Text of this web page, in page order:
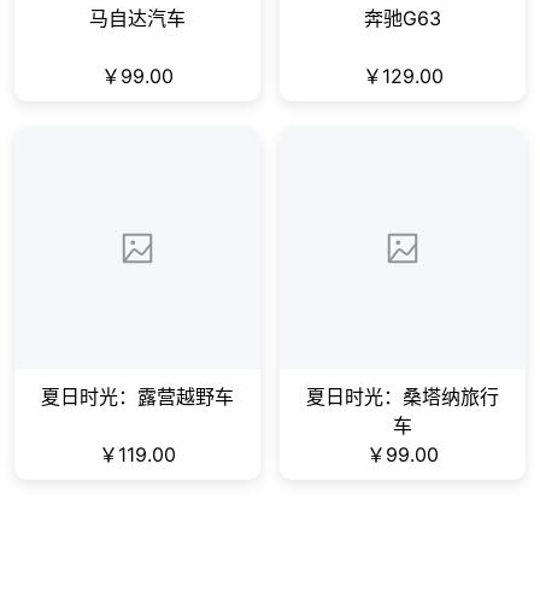
马自达汽车
￥99.00
奔驰G63
￥129.00
夏日时光：露营越野车
￥119.00
夏日时光：桑塔纳旅行
车
￥99.00